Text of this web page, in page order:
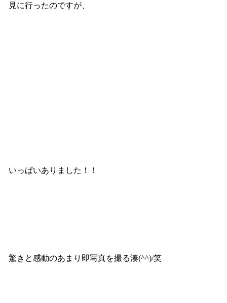
見に行ったのですが、
いっぱいありました！！
驚きと感動のあまり即写真を撮る湊(^^)/笑